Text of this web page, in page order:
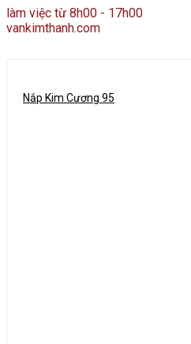
làm việc từ 8h00 - 17h00
vankimthanh.com
Nắp Kim Cương 95